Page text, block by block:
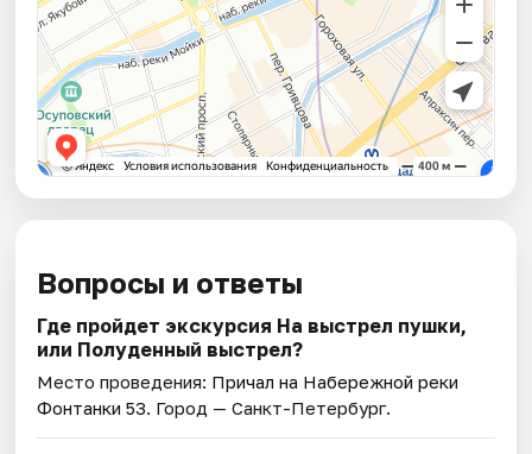
Вопросы и ответы
Где пройдет экскурсия На выстрел пушки,
или Полуденный выстрел?
Место проведения: Причал на Набережной реки
Фонтанки 53. Город — Санкт-Петербург.